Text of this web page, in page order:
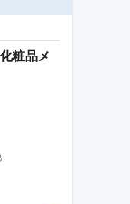
粧品メ